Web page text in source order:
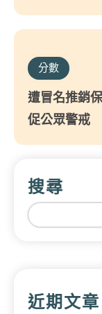
分數
遭冒名推銷
促公眾警戒
搜尋
近期文章